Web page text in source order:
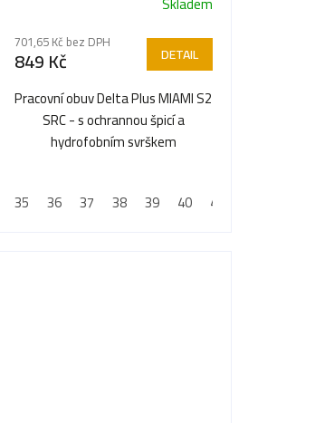
48
701,65 Kč bez DPH
849 Kč DETAIL
Pracovní obuv Delta Plus MIAMI S2
SRC - s ochrannou špicí a
hydrofobním svrškem
35 36 37 38 39 40 41